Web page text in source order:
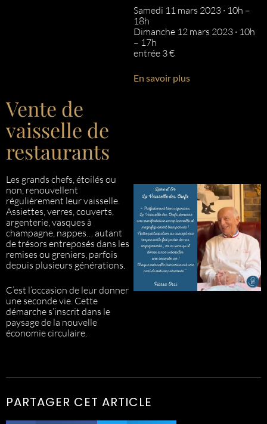
Samedi 11 mars 2023 · 10h –
18h
Dimanche 12 mars 2023 · 10h
– 17h
entrée 3 €
En savoir plus
Vente de
vaisselle de
restaurants
Les grands chefs, étoilés ou
non, renouvellent
régulièrement leur vaisselle.
Assiettes, verres, couverts,
argenterie, vasques à
champagne, nappes… autant
de trésors entreposés dans les
remises ou greniers, parfois
depuis plusieurs générations.
C’est l’occasion de leur donner
une seconde vie. Cette
démarche s’inscrit dans le
paysage de la nouvelle
économie circulaire.
PARTAGER CET ARTICLE